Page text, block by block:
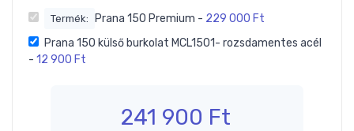
Termék: Prana 150 Premium - 229 000 Ft
Prana 150 külső burkolat MCL1501- rozsdamentes acél
- 12 900 Ft
241 900 Ft